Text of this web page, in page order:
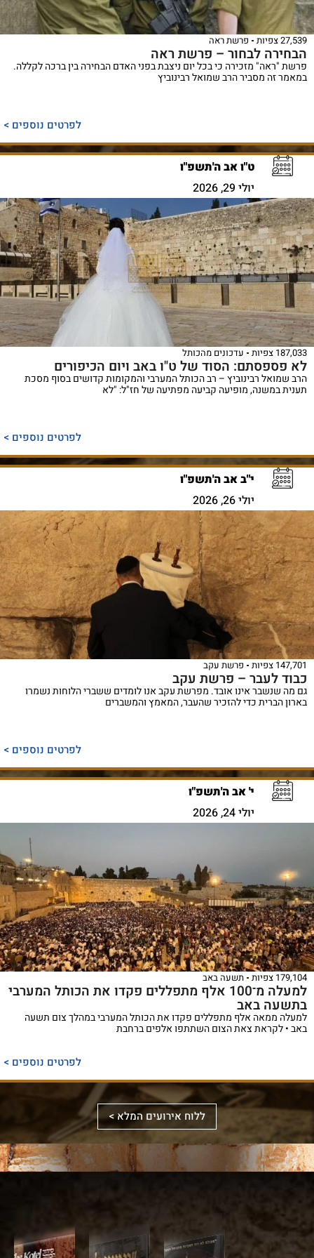
27,539 צפיות פרשת ראה
הבחירה לבחור – פרשת ראה
פרשת "ראה" מזכירה כי בכל יום ניצבת בפני האדם הבחירה בין ברכה לקללה.
במאמר זה מסביר הרב שמואל רבינוביץ
לפרטים נוספים >
ט"ו אב ה'תשפ"ו
יולי 29, 2026
187,033 צפיות עדכונים מהכותל
לא פספסתם: הסוד של ט"ו באב ויום הכיפורים
הרב שמואל רבינוביץ – רב הכותל המערבי והמקומות קדושים בסוף מסכת
תענית במשנה, מופיעה קביעה מפתיעה של חז"ל: "לא
לפרטים נוספים >
י"ב אב ה'תשפ"ו
יולי 26, 2026
147,701 צפיות פרשת עקב
כבוד לעבר – פרשת עקב
גם מה שנשבר אינו אובד. מפרשת עקב אנו לומדים ששברי הלוחות נשמרו
בארון הברית כדי להזכיר שהעבר, המאמץ והמשברים
לפרטים נוספים >
י' אב ה'תשפ"ו
יולי 24, 2026
179,104 צפיות תשעה באב
למעלה מ־100 אלף מתפללים פקדו את הכותל המערבי
בתשעה באב
למעלה ממאה אלף מתפללים פקדו את הכותל המערבי במהלך צום תשעה
באב • לקראת צאת הצום השתתפו אלפים ברחבת
לפרטים נוספים >
ללוח אירועים המלא >
ספר
לראשונה,
את
הדינים
והמנהגים
המערבי
באמצעות
תמונות
וציורים
מרהיב
מפואר
המשחזר
את
על
לערב